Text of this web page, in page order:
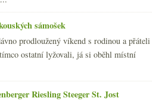
sámošek
prodloužený víkend s rodinou a přáteli
ostatní lyžovali, já si oběhl místní
Riesling Steeger St. Jost